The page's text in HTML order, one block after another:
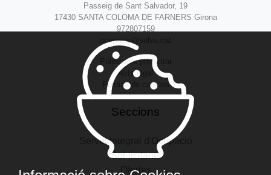
Passeig de Sant Salvador, 19
17430 SANTA COLOMA DE FARNERS Girona
972807159
ocupacio@selva.cat
Política de privacitat
Avís legal
Política de cookies
Seccions
Servei Integral d'Ocupació
Sol·licitants
Ofertes